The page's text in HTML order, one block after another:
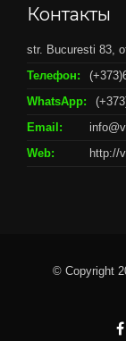
Контакты
str. Bucuresti 83,
Телефон:
WhatsApp:
Email:
Web:
http://
© Copyright